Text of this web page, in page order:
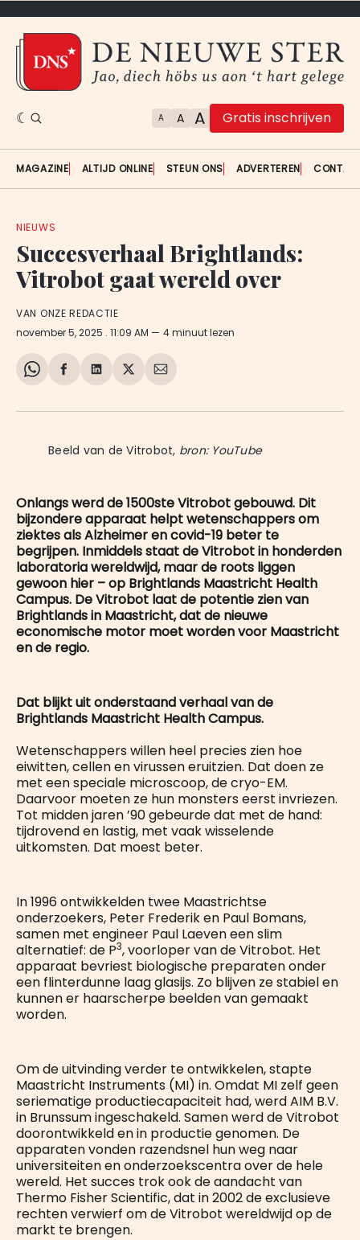
A A A Gratis inschrijven
MAGAZINE ALTIJD ONLINE STEUN ONS ADVERTEREN
NIEUWS
Succesverhaal Brightlands:
Vitrobot gaat wereld over
VAN ONZE REDACTIE
november 5, 2025 . 11:09 AM 4 minuut lezen
Share
WhatsApp
Delen
Facebook
Delen
LinkedIn
Share
X
Deel
E-
Beeld van de Vitrobot, bron: YouTube
Onlangs werd de 1500ste Vitrobot gebouwd. Dit
bijzondere apparaat helpt wetenschappers om
ziektes als Alzheimer en covid-19 beter te
begrijpen. Inmiddels staat de Vitrobot in honderden
laboratoria wereldwijd, maar de roots liggen
gewoon hier – op Brightlands Maastricht Health
Campus. De Vitrobot laat de potentie zien van
Brightlands in Maastricht, dat de nieuwe
economische motor moet worden voor Maastricht
en de regio.
Dat blijkt uit onderstaand verhaal van de
Brightlands Maastricht Health Campus.
Wetenschappers willen heel precies zien hoe
eiwitten, cellen en virussen eruitzien. Dat doen ze
met een speciale microscoop, de cryo-EM.
Daarvoor moeten ze hun monsters eerst invriezen.
Tot midden jaren ’90 gebeurde dat met de hand:
tijdrovend en lastig, met vaak wisselende
uitkomsten. Dat moest beter.
In 1996 ontwikkelden twee Maastrichtse
onderzoekers, Peter Frederik en Paul Bomans,
samen met engineer Paul Laeven een slim
alternatief: de P3, voorloper van de Vitrobot. Het
apparaat bevriest biologische preparaten onder
een flinterdunne laag glasijs. Zo blijven ze stabiel en
kunnen er haarscherpe beelden van gemaakt
worden.
Om de uitvinding verder te ontwikkelen, stapte
Maastricht Instruments (MI) in. Omdat MI zelf geen
seriematige productiecapaciteit had, werd AIM B.V.
in Brunssum ingeschakeld. Samen werd de Vitrobot
doorontwikkeld en in productie genomen. De
apparaten vonden razendsnel hun weg naar
universiteiten en onderzoekscentra over de hele
wereld. Het succes trok ook de aandacht van
Thermo Fisher Scientific, dat in 2002 de exclusieve
rechten verwierf om de Vitrobot wereldwijd op de
markt te brengen.